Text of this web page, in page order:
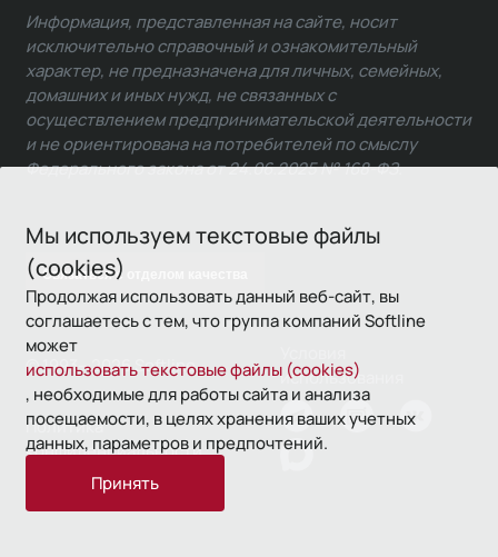
Мы используем текстовые файлы
(cookies)
Продолжая использовать данный веб-сайт, вы
соглашаетесь с тем, что группа компаний Softline
может
использовать текстовые файлы (cookies)
, необходимые для работы сайта и анализа
посещаемости, в целях хранения ваших учетных
данных, параметров и предпочтений.
Принять
Связаться с отделом качества
Информация, представленная на сайте, носит
исключительно справочный и ознакомительный
характер, не предназначена для личных, семейных,
домашних и иных нужд, не связанных с
осуществлением предпринимательской деятельности
и не ориентирована на потребителей по смыслу
Федерального закона от 24.06.2025 № 168-ФЗ.
© 1993—2026 Softline
использования
Политика
конфиденциальности